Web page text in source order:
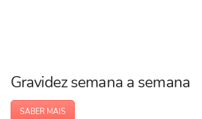
Gravidez semana a semana
SABER MAIS